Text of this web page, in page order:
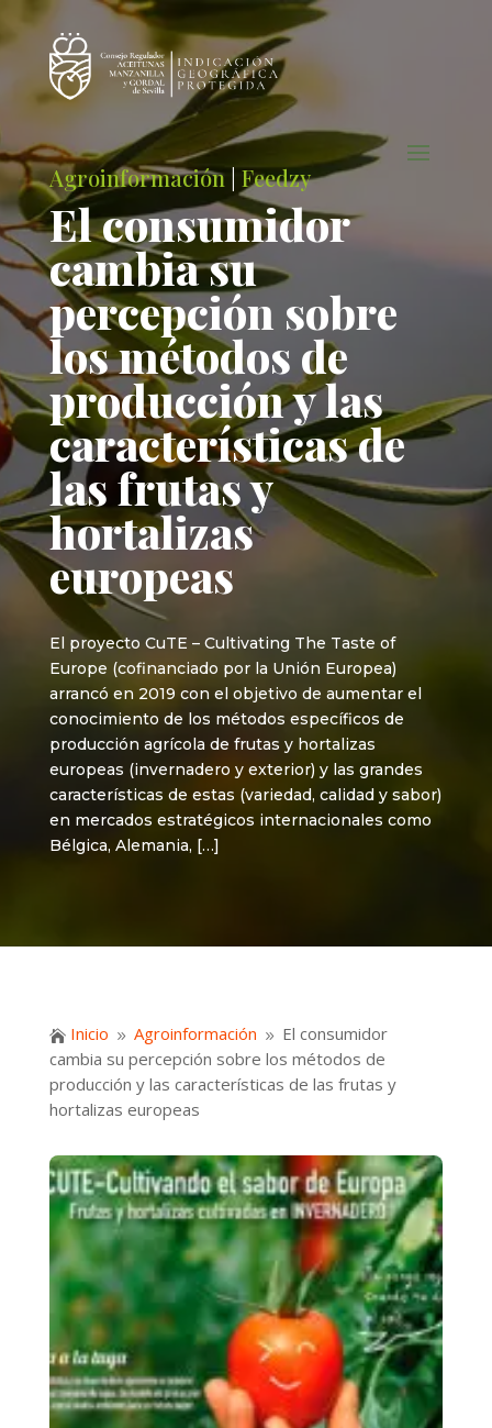
Agroinformación Feedzy
El consumidor
cambia su
percepción sobre
los métodos de
producción y las
características de
las frutas y
hortalizas
europeas
El proyecto CuTE – Cultivating The Taste of
Europe (cofinanciado por la Unión Europea)
arrancó en 2019 con el objetivo de aumentar el
conocimiento de los métodos específicos de
producción agrícola de frutas y hortalizas
europeas (invernadero y exterior) y las grandes
características de estas (variedad, calidad y sabor)
en mercados estratégicos internacionales como
Bélgica, Alemania, […]
 Inicio 9 Agroinformación 9 El consumidor
cambia su percepción sobre los métodos de
producción y las características de las frutas y
hortalizas europeas